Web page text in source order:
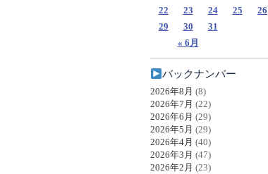
« 6月
22
23 24 25 26
29
30 31
バックナンバー
2026年8月 (8)
2026年7月 (22)
2026年6月 (29)
2026年5月 (29)
2026年4月 (40)
2026年3月 (47)
2026年2月 (23)